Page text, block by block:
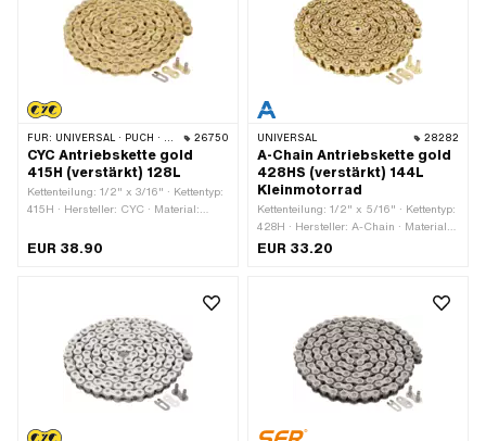
FÜR: UNIVERSAL · PUCH · SACHS · PONY / CILO (BETA 521 & 512) · ZÜNDAPP BELMONDO · TOMOS · BYE BIKE 26750
CYC Antriebskette gold
415H (verstärkt) 128L
Kettenteilung: 1/2" x 3/16" · Kettentyp:
415H · Hersteller: CYC · Material:
gold · Anzahl Kettenglieder: 128 Stk. ·
EUR 38.90
UNIVERSAL 28282
A-Chain Antriebskette gold
428HS (verstärkt) 144L
Kleinmotorrad
Kettenteilung: 1/2" x 5/16" · Kettentyp:
428H · Hersteller: A-Chain · Material:
Stahl · Oberfläche: lackiert · Farbe:
Kettenschloss-Art: Federverschluss
EUR 33.20